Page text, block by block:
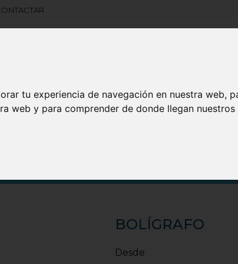
tu experiencia de navegación en nuestra web,
web y para comprender de donde llegan nuestros
Laboral Camisetas Agendas
BOLÍGRAFO
Desde